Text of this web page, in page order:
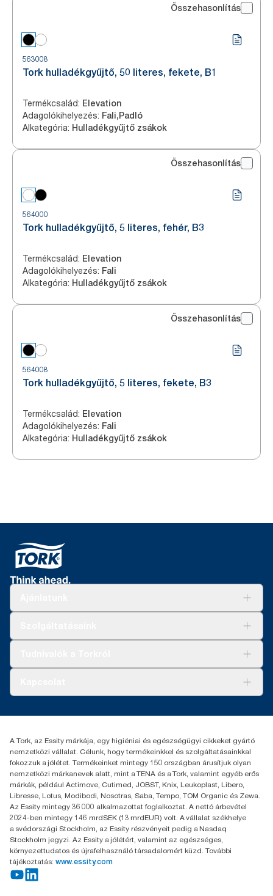
Összehasonlítás
563008
Tork hulladékgyűjtő, 50 literes, fekete, B1
Termékcsalád: Elevation
Adagolókihelyezés: Fali,Padló
Alkategória: Hulladékgyűjtő zsákok
Összehasonlítás
564000
Tork hulladékgyűjtő, 5 literes, fehér, B3
Termékcsalád: Elevation
Adagolókihelyezés: Fali
Alkategória: Hulladékgyűjtő zsákok
Összehasonlítás
564008
Tork hulladékgyűjtő, 5 literes, fekete, B3
Termékcsalád: Elevation
Adagolókihelyezés: Fali
Alkategória: Hulladékgyűjtő zsákok
+36 1 392 2176
H-1021 Budapest
Budakeszi út 51.
A Tork, az Essity márkája, egy higiéniai és egészségügyi cikkeket gyártó
nemzetközi vállalat. Célunk, hogy termékeinkkel és szolgáltatásainkkal
fokozzuk a jólétet. Termékeinket mintegy 150 országban árusítjuk olyan
nemzetközi márkanevek alatt, mint a TENA és a Tork, valamint egyéb erős
márkák, például Actimove, Cutimed, JOBST, Knix, Leukoplast, Libero,
Libresse, Lotus, Modibodi, Nosotras, Saba, Tempo, TOM Organic és Zewa.
Az Essity mintegy 36 000 alkalmazottat foglalkoztat. A nettó árbevétel
2024-ben mintegy 146 mrdSEK (13 mrdEUR) volt. A vállalat székhelye
a svédországi Stockholm, az Essity részvényeit pedig a Nasdaq
Stockholm jegyzi. Az Essity a jólétért, valamint az egészséges,
környezettudatos és újrafelhasználó társadalomért küzd. További
tájékoztatás: www.essity.com